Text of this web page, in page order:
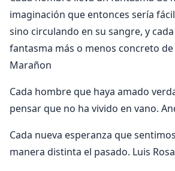
imaginación que entonces sería
sino circulando en su sangre, y
fantasma más o menos concreto
Marañon
Cada hombre que haya amado
pensar que no ha vivido en vano.
Cada nueva esperanza que
manera distinta el pasado. Luis